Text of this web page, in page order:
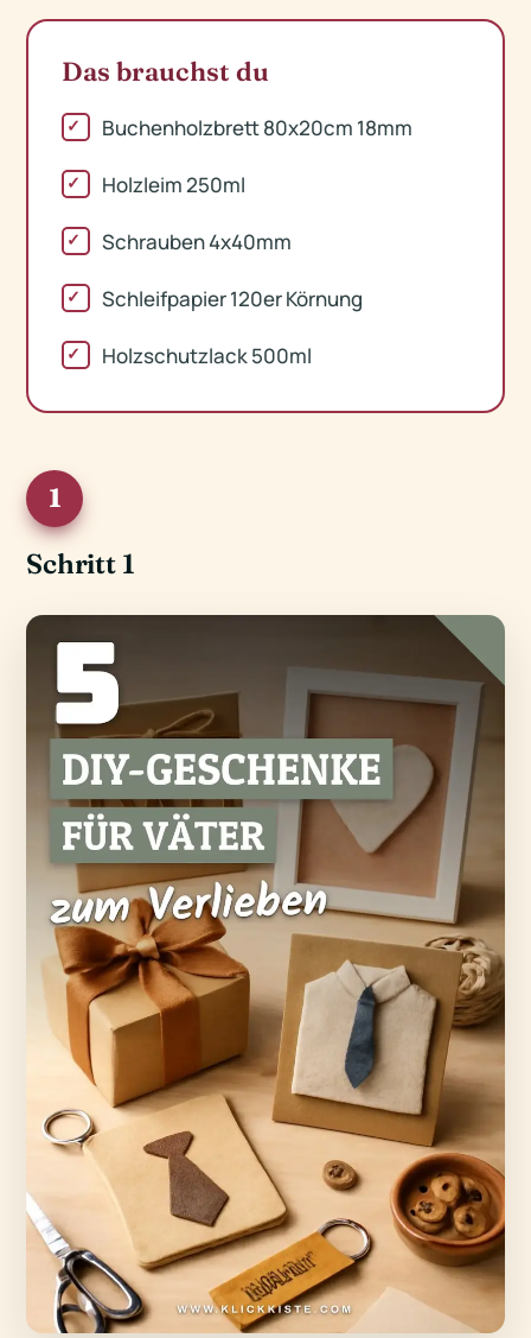
Das brauchst du
Buchenholzbrett 80x20cm 18mm
Holzleim 250ml
Schrauben 4x40mm
Schleifpapier 120er Körnung
Holzschutzlack 500ml
1
Schritt 1